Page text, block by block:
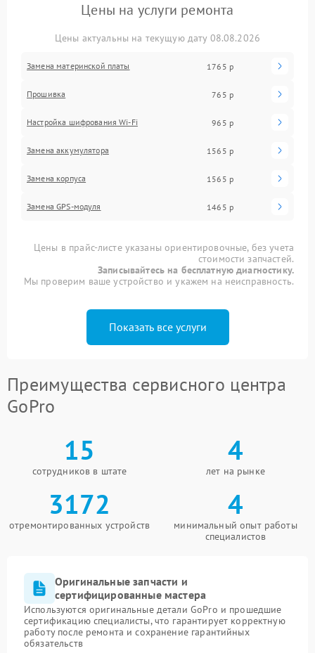
Цены на услуги ремонта
Цены актуальны на текущую дату 08.08.2026
Замена материнской платы 1765 р
Прошивка 765 р
Настройка шифрования Wi-Fi 965 р
Замена аккумулятора 1565 р
Замена корпуса 1565 р
Замена GPS-модуля 1465 р
Цены в прайс-листе указаны ориентировочные, без учета
стоимости запчастей.
Записывайтесь на бесплатную диагностику.
Мы проверим ваше устройство и укажем на неисправность.
Показать все услуги
Преимущества сервисного центра
GoPro
15
сотрудников в штате
4
лет на рынке
3172
отремонтированных устройств
4
минимальный опыт работы
специалистов
Оригинальные запчасти и
сертифицированные мастера
Используются оригинальные детали GoPro и прошедшие
сертификацию специалисты, что гарантирует корректную
работу после ремонта и сохранение гарантийных
обязательств